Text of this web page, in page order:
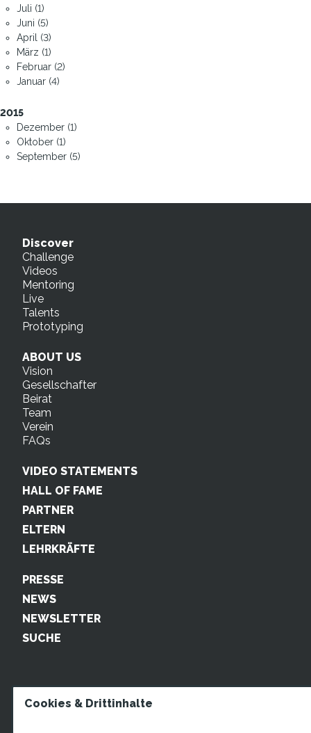
Juli (1)
Juni (5)
April (3)
März (1)
Februar (2)
Januar (4)
2015
Dezember (1)
Oktober (1)
September (5)
Discover
Challenge
Videos
Mentoring
Live
Talents
Prototyping
ABOUT US
Vision
Gesellschafter
Beirat
Team
Verein
FAQs
VIDEO STATEMENTS
HALL OF FAME
PARTNER
ELTERN
LEHRKRÄFTE
PRESSE
NEWS
NEWSLETTER
SUCHE
Cookies & Drittinhalte